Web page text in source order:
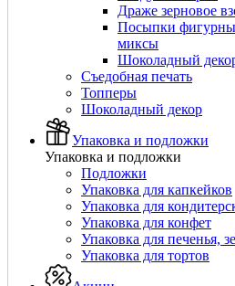
Драже зерновое
Посыпки
миксы
Шоколадный
Съедобная печать
Топперы
Шоколадный декор
Упаковка и подложки
Упаковка и подложки
Подложки
Упаковка для капкейков
Упаковка для
Упаковка для конфет
Упаковка для печенья,
Упаковка для тортов